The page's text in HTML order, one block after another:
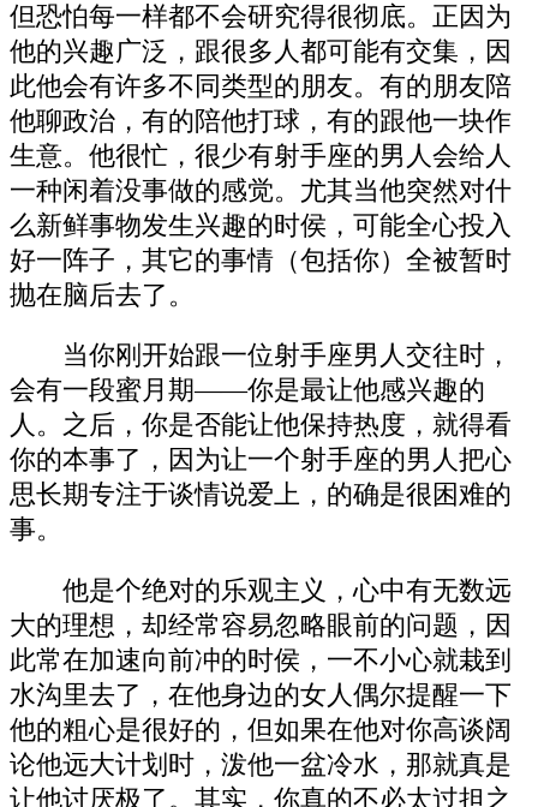
但恐怕每一样都不会研究得很彻底。正因为
他的兴趣广泛，跟很多人都可能有交集，因
此他会有许多不同类型的朋友。有的朋友陪
他聊政治，有的陪他打球，有的跟他一块作
生意。他很忙，很少有射手座的男人会给人
一种闲着没事做的感觉。尤其当他突然对什
么新鲜事物发生兴趣的时侯，可能全心投入
好一阵子，其它的事情（包括你）全被暂时
抛在脑后去了。
当你刚开始跟一位射手座男人交往时，
会有一段蜜月期——你是最让他感兴趣的
人。之后，你是否能让他保持热度，就得看
你的本事了，因为让一个射手座的男人把心
思长期专注于谈情说爱上，的确是很困难的
事。
他是个绝对的乐观主义，心中有无数远
大的理想，却经常容易忽略眼前的问题，因
此常在加速向前冲的时侯，一不小心就栽到
水沟里去了，在他身边的女人偶尔提醒一下
他的粗心是很好的，但如果在他对你高谈阔
论他远大计划时，泼他一盆冷水，那就真是
让他讨厌极了。其实，你真的不必太过担之